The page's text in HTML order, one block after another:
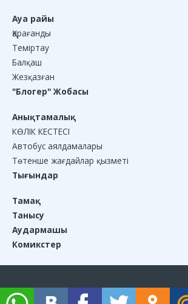
Ауа райы
Қарағанды
Теміртау
Балқаш
Жезқазған
"Блогер" Жобасы
Анықтамалық
КӨЛІК КЕСТЕСІ
Автобус аялдамалары
Төтенше жағдайлар қызметі
Тығындар
Тамақ
Танысу
Аудармашы
Комикстер